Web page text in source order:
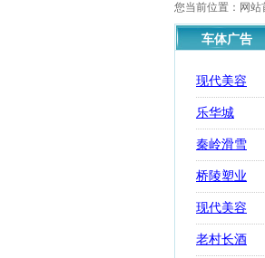
您当前位置： 网站
车体广告
现代美容
乐华城
秦岭滑雪
桥陵塑业
现代美容
老村长酒